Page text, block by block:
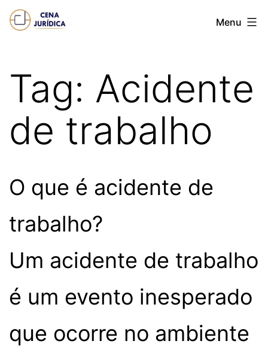
Pular
para
conteúdo
Cena
Menu
Tag: Acidente
de trabalho
O que é acidente de
trabalho?
Um acidente de trabalho
é um evento inesperado
que ocorre no ambiente